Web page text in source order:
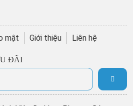
mật Giới thiệu Liên hệ
ĐÃI